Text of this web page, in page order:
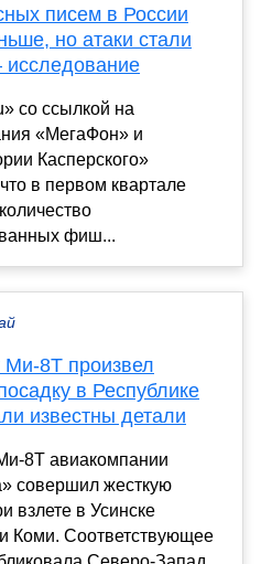
писем в России
но атаки стали
со ссылкой на
«МегаФон» и
Касперского»
в первом квартале
фиш...
Ми-8Т произвел
в Республике
известны детали
8Т авиакомпании
совершил жесткую
взлете в Усинске
Коми. Соответствующее